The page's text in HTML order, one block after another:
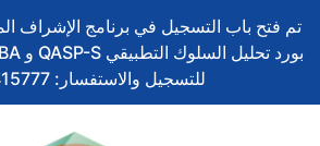
إلى
المحتوى
تم فتح باب التسجيل في برنامج الإشراف
للتسجيل والاستفسار: 0533415777